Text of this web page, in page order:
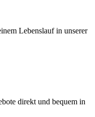
Lebenslauf in unserer
direkt und bequem in